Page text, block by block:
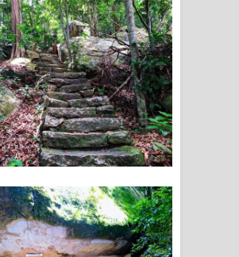
Dannawada Mawa Song Lyrics -
දන්නවාද මාව ගීතයේ පද පෙළ